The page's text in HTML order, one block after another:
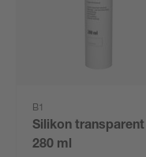
B1
Silikon transparent
280 ml